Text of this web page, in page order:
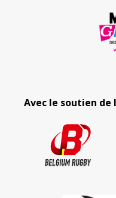
Avec le soutien de